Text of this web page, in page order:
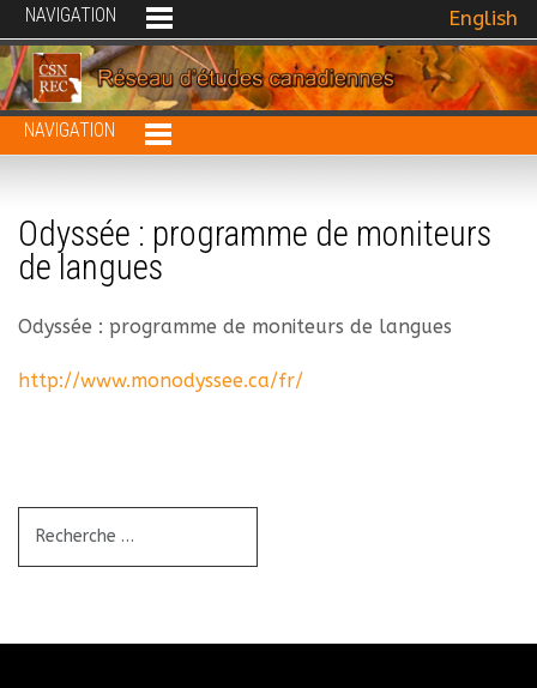
NAVIGATION English
NAVIGATION
Odyssée : programme de moniteurs
de langues
Odyssée : programme de moniteurs de langues
http://www.monodyssee.ca/fr/